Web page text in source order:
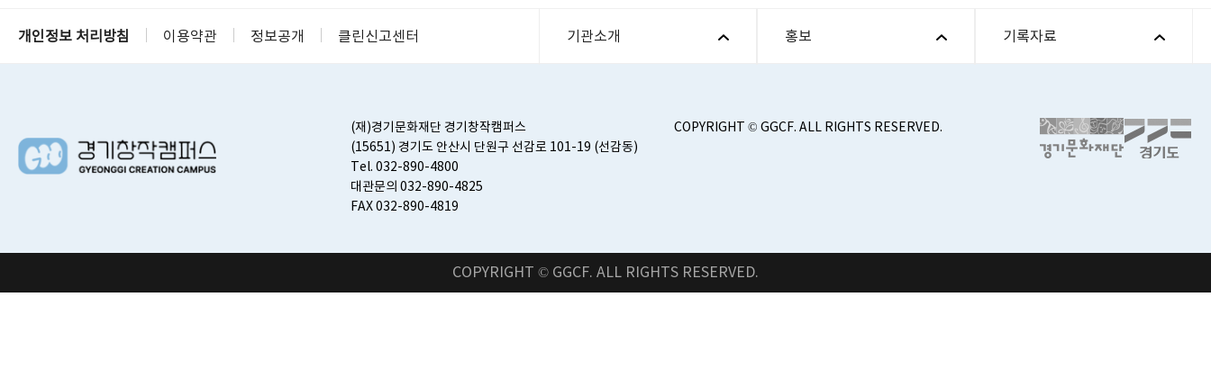
개인정보 처리방침 이용약관 정보공개 클린신고센터 기관소개 홍보 기록자료
(재)경기문화재단 경기창작캠퍼스
(15651) 경기도 안산시 단원구 선감로 101-19 (선감동)
Tel. 032-890-4800
대관문의 032-890-4825
FAX 032-890-4819
COPYRIGHT © GGCF. ALL RIGHTS RESERVED.
COPYRIGHT © GGCF. ALL RIGHTS RESERVED.